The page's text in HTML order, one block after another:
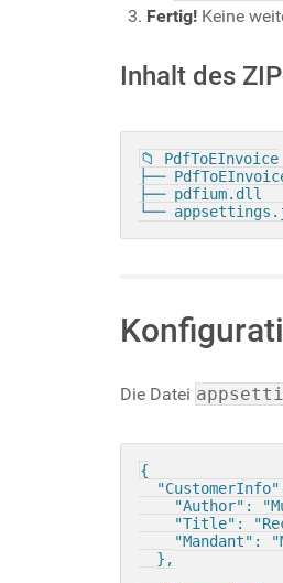
Fertig! Keine
Inhalt des
📁 PdfToEInvoice
├──
├── pdfium.dll
Die Datei
{
"CustomerInfo"
"Author" :
"Title" :
"Mandant" :
} ,